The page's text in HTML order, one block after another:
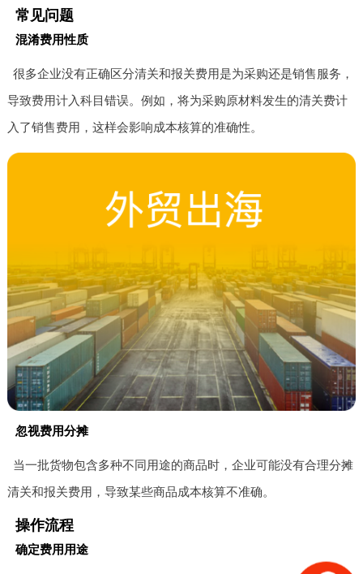
常见问题
混淆费用性质
很多企业没有正确区分清关和报关费用是为采购还是销售服务，
导致费用计入科目错误。例如，将为采购原材料发生的清关费计
入了销售费用，这样会影响成本核算的准确性。
忽视费用分摊
当一批货物包含多种不同用途的商品时，企业可能没有合理分摊
清关和报关费用，导致某些商品成本核算不准确。
操作流程
确定费用用途